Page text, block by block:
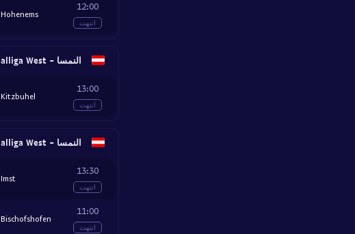
12:00
انتهت
Hohenems
النمسا - Regionalliga West
13:00
انتهت
Kitzbuhel
النمسا - Regionalliga West
13:30
انتهت
Imst
11:00
انتهت
Bischofshofen